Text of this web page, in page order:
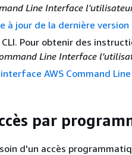
Line Interface
à jour de la dernière
CLI. Pour obtenir des
Line Interface
AWS Command
par
d'un accès